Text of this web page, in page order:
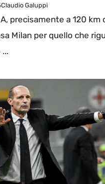
Claudio Galuppi
precisamente a 120 km
Milan per quello che